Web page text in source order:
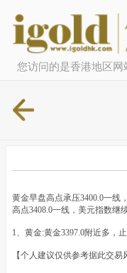
您访问的是香港地区
黄金早盘高点承压3400.0一线
高点3408.0一线，美元指数继
1、黄金:黄金3397.0附近多，
【个人建议仅供参考据此交易